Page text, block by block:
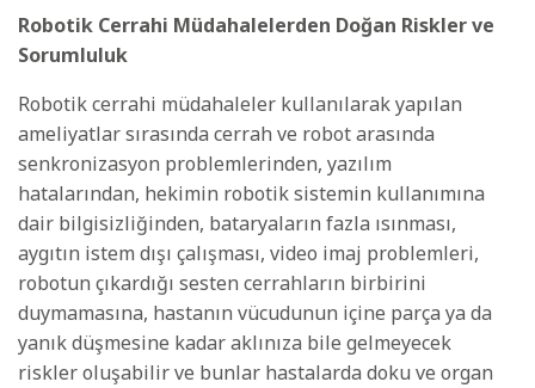
Robotik Cerrahi Müdahalelerden Doğan Riskler ve
Sorumluluk
Robotik cerrahi müdahaleler kullanılarak yapılan
ameliyatlar sırasında cerrah ve robot arasında
senkronizasyon problemlerinden, yazılım
hatalarından, hekimin robotik sistemin kullanımına
dair bilgisizliğinden, bataryaların fazla ısınması,
aygıtın istem dışı çalışması, video imaj problemleri,
robotun çıkardığı sesten cerrahların birbirini
duymamasına, hastanın vücudunun içine parça ya da
yanık düşmesine kadar aklınıza bile gelmeyecek
riskler oluşabilir ve bunlar hastalarda doku ve organ